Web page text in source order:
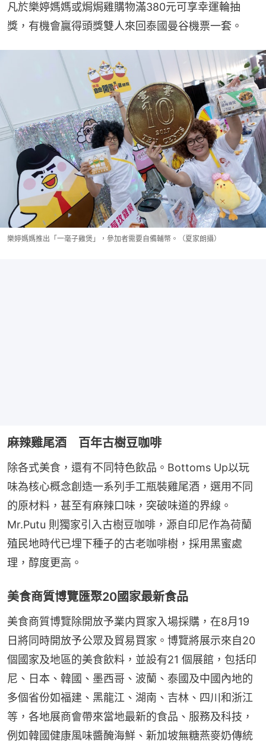
凡於樂婷媽媽或焗焗雞購物滿380元可享幸運輪抽
獎，有機會贏得頭獎雙人來回泰國曼谷機票一套。
樂婷媽媽推出「一毫子雞煲」，參加者需要自備輔幣。（夏家朗攝）
麻辣雞尾酒 百年古樹豆咖啡
除各式美食，還有不同特色飲品。Bottoms Up以玩
味為核心概念創造一系列手工瓶裝雞尾酒，選用不同
的原材料，甚至有麻辣口味，突破味道的界線。
Mr.Putu 則獨家引入古樹豆咖啡，源自印尼作為荷蘭
殖民地時代已埋下種子的古老咖啡樹，採用黑蜜處
理，醇度更高。
美食商質博覽匯聚20國家最新食品
美食商質博覽除開放予業内買家入場採購，在8月19
日將同時開放予公眾及貿易買家。博覽將展示來自20
個國家及地區的美食飲料，並設有21 個展館，包括印
尼、日本、韓國、墨西哥、波蘭、泰國及中國內地的
多個省份如福建、黑龍江、湖南、吉林、四川和浙江
等，各地展商會帶來當地最新的食品、服務及科技，
例如韓國健康風味醬醃海鮮、新加坡無糖燕麥奶傳統